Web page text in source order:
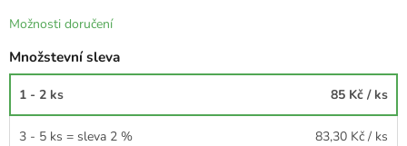
Možnosti doručení
Množstevní sleva
1 - 2 ks 85 Kč / ks
3 - 5 ks = sleva 2 % 83,30 Kč / ks